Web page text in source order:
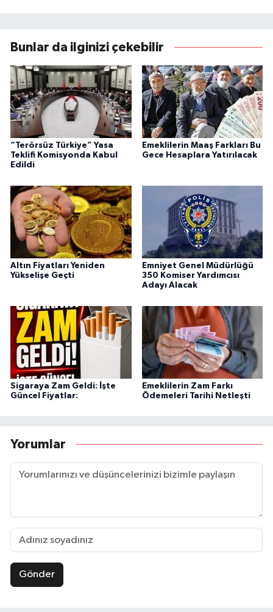
Bunlar da ilginizi çekebilir
“Terörsüz Türkiye” Yasa
Teklifi Komisyonda Kabul
Edildi
Emeklilerin Maaş Farkları Bu
Gece Hesaplara Yatırılacak
Altın Fiyatları Yeniden
Yükselişe Geçti
Emniyet Genel Müdürlüğü
350 Komiser Yardımcısı
Adayı Alacak
Sigaraya Zam Geldi: İşte
Güncel Fiyatlar:
Emeklilerin Zam Farkı
Ödemeleri Tarihi Netleşti
Yorumlar
Gönder